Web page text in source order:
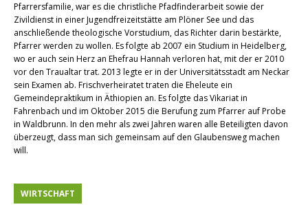
Pfarrersfamilie, war es die christliche Pfadfinderarbeit sowie der
Zivildienst in einer Jugendfreizeitstätte am Plöner See und das
anschließende theologische Vorstudium, das Richter darin bestärkte,
Pfarrer werden zu wollen. Es folgte ab 2007 ein Studium in Heidelberg,
wo er auch sein Herz an Ehefrau Hannah verloren hat, mit der er 2010
vor den Traualtar trat. 2013 legte er in der Universitätsstadt am Neckar
sein Examen ab. Frischverheiratet traten die Eheleute ein
Gemeindepraktikum in Äthiopien an. Es folgte das Vikariat in
Fahrenbach und im Oktober 2015 die Berufung zum Pfarrer auf Probe
in Waldbrunn. In den mehr als zwei Jahren waren alle Beteiligten davon
überzeugt, dass man sich gemeinsam auf den Glaubensweg machen
will.
WIRTSCHAFT